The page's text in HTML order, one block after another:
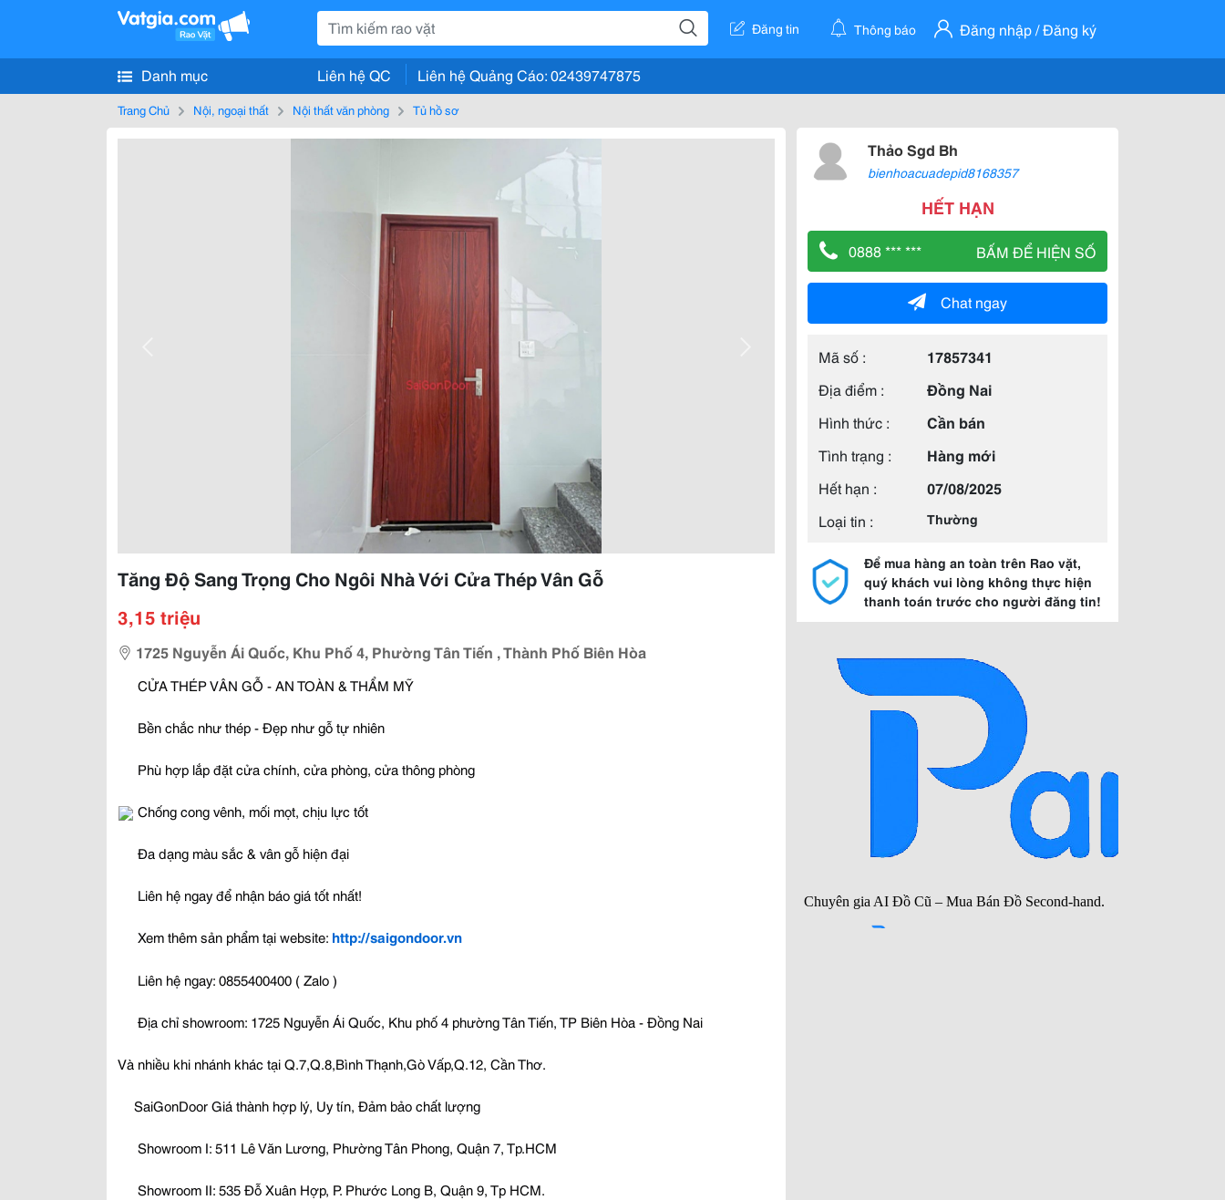
Đăng tin Thông báo Đăng nhập / Đăng ký
Danh mục Liên hệ QC Liên hệ Quảng Cáo: 02439747875
Trang Chủ Nội, ngoại thất Nội thất văn phòng Tủ hồ sơ
Tăng Độ Sang Trọng Cho Ngôi Nhà Với Cửa Thép Vân Gỗ
3,15 triệu
1725 Nguyễn Ái Quốc, Khu Phố 4, Phường Tân Tiến , Thành Phố Biên Hòa
CỬA THÉP VÂN GỖ - AN TOÀN & THẨM MỸ
Bền chắc như thép - Đẹp như gỗ tự nhiên
Phù hợp lắp đặt cửa chính, cửa phòng, cửa thông phòng
Chống cong vênh, mối mọt, chịu lực tốt
Đa dạng màu sắc & vân gỗ hiện đại
Liên hệ ngay để nhận báo giá tốt nhất!
Xem thêm sản phẩm tại website: http://saigondoor.vn
Liên hệ ngay: 0855400400 ( Zalo )
Địa chỉ showroom: 1725 Nguyễn Ái Quốc, Khu phố 4 phường Tân Tiến, TP Biên Hòa - Đồng Nai
Và nhiều khi nhánh khác tại Q.7,Q.8,Bình Thạnh,Gò Vấp,Q.12, Cần Thơ.
SaiGonDoor Giá thành hợp lý, Uy tín, Đảm bảo chất lượng
Showroom I: 511 Lê Văn Lương, Phường Tân Phong, Quận 7, Tp.HCM
Showroom II: 535 Đỗ Xuân Hợp, P. Phước Long B, Quận 9, Tp HCM.
Thảo Sgd Bh
bienhoacuadepid8168357
HẾT HẠN
0888 *** *** BẤM ĐỂ HIỆN SỐ
Chat ngay
Mã số :
17857341
Địa điểm :
Đồng Nai
Hình thức :
Cần bán
Tình trạng :
Hàng mới
Hết hạn :
07/08/2025
Loại tin :
Thường
Để mua hàng an toàn trên Rao vặt,
quý khách vui lòng không thực hiện
thanh toán trước cho người đăng tin!